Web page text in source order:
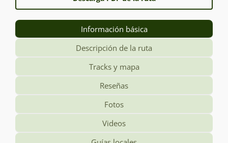
Información básica
Descripción de la ruta
Tracks y mapa
Reseñas
Fotos
Videos